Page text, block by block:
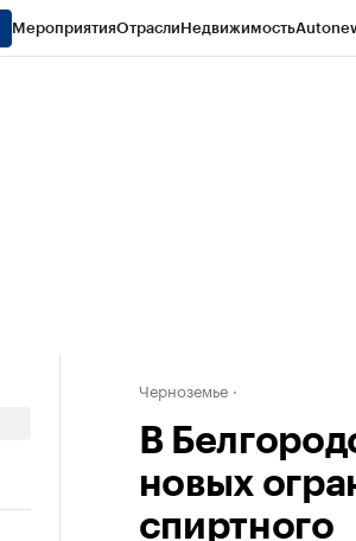
МероприятияОтраслиНедвижимость
Черноземье
В
новых
спиртного